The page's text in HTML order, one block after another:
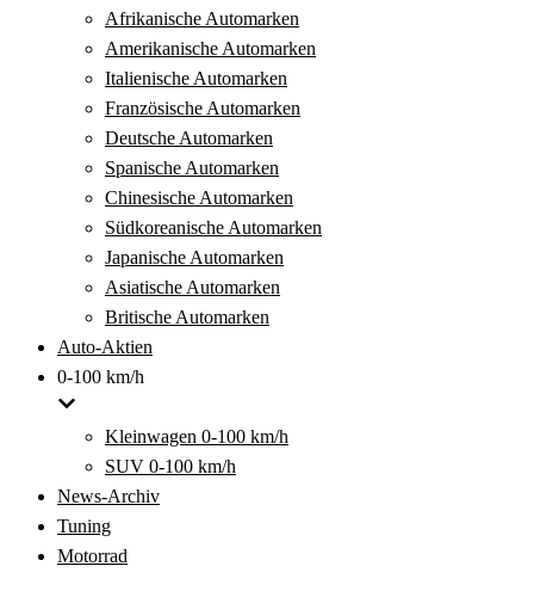
Afrikanische Automarken
Amerikanische Automarken
Italienische Automarken
Französische Automarken
Deutsche Automarken
Spanische Automarken
Chinesische Automarken
Südkoreanische Automarken
Japanische Automarken
Asiatische Automarken
Britische Automarken
Auto-Aktien
0-100 km/h
Kleinwagen 0-100 km/h
SUV 0-100 km/h
News-Archiv
Tuning
Motorrad